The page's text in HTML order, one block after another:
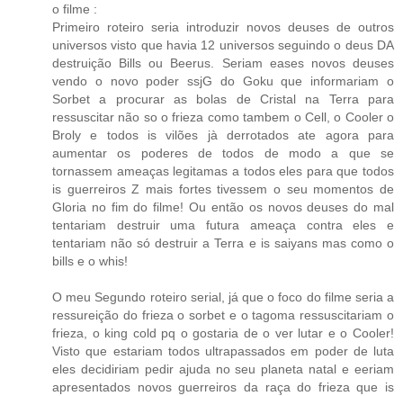
o filme :
Primeiro roteiro seria introduzir novos deuses de outros
universos visto que havia 12 universos seguindo o deus DA
destruição Bills ou Beerus. Seriam eases novos deuses
vendo o novo poder ssjG do Goku que informariam o
Sorbet a procurar as bolas de Cristal na Terra para
ressuscitar não so o frieza como tambem o Cell, o Cooler o
Broly e todos is vilões jà derrotados ate agora para
aumentar os poderes de todos de modo a que se
tornassem ameaças legitamas a todos eles para que todos
is guerreiros Z mais fortes tivessem o seu momentos de
Gloria no fim do filme! Ou então os novos deuses do mal
tentariam destruir uma futura ameaça contra eles e
tentariam não só destruir a Terra e is saiyans mas como o
bills e o whis!
O meu Segundo roteiro serial, já que o foco do filme seria a
ressureição do frieza o sorbet e o tagoma ressuscitariam o
frieza, o king cold pq o gostaria de o ver lutar e o Cooler!
Visto que estariam todos ultrapassados em poder de luta
eles decidiriam pedir ajuda no seu planeta natal e eeriam
apresentados novos guerreiros da raça do frieza que is